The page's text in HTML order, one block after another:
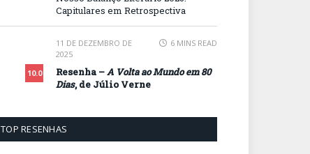
Capitulares em Retrospectiva
10.0
11 DE DEZEMBRO DE
2025
6 MINS READ
Resenha –A Volta ao Mundo em 80
Dias, de Júlio Verne
TOP RESENHAS